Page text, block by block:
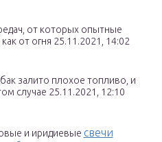
от которых опытные
от огня 25.11.2021, 14:02
бак залито плохое топливо, и
случае 25.11.2021, 12:10
и иридиевые свечи